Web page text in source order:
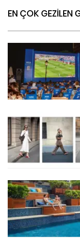
EN ÇOK GEZİLEN